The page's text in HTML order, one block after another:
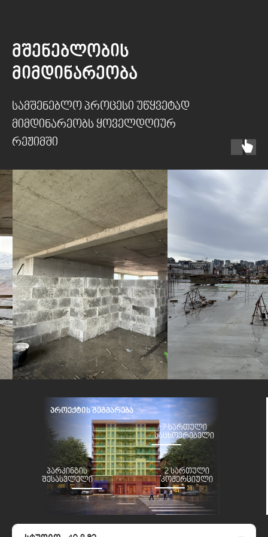
მშენებლობის
მიმდინარეობა
სამშენებლო პროცესი უწყვეტად
მიმდინარეობს ყოველდღიურ
რეჟიმში